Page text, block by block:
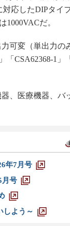
応したDIPタイ
1000VACだ。
可変（単出力の
CSA62368-1」
、医療機器、バ
年7月号
号
よう～